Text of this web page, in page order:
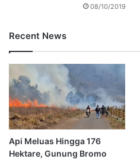
08/10/2019
Recent News
Api Meluas Hingga 176
Hektare, Gunung Bromo